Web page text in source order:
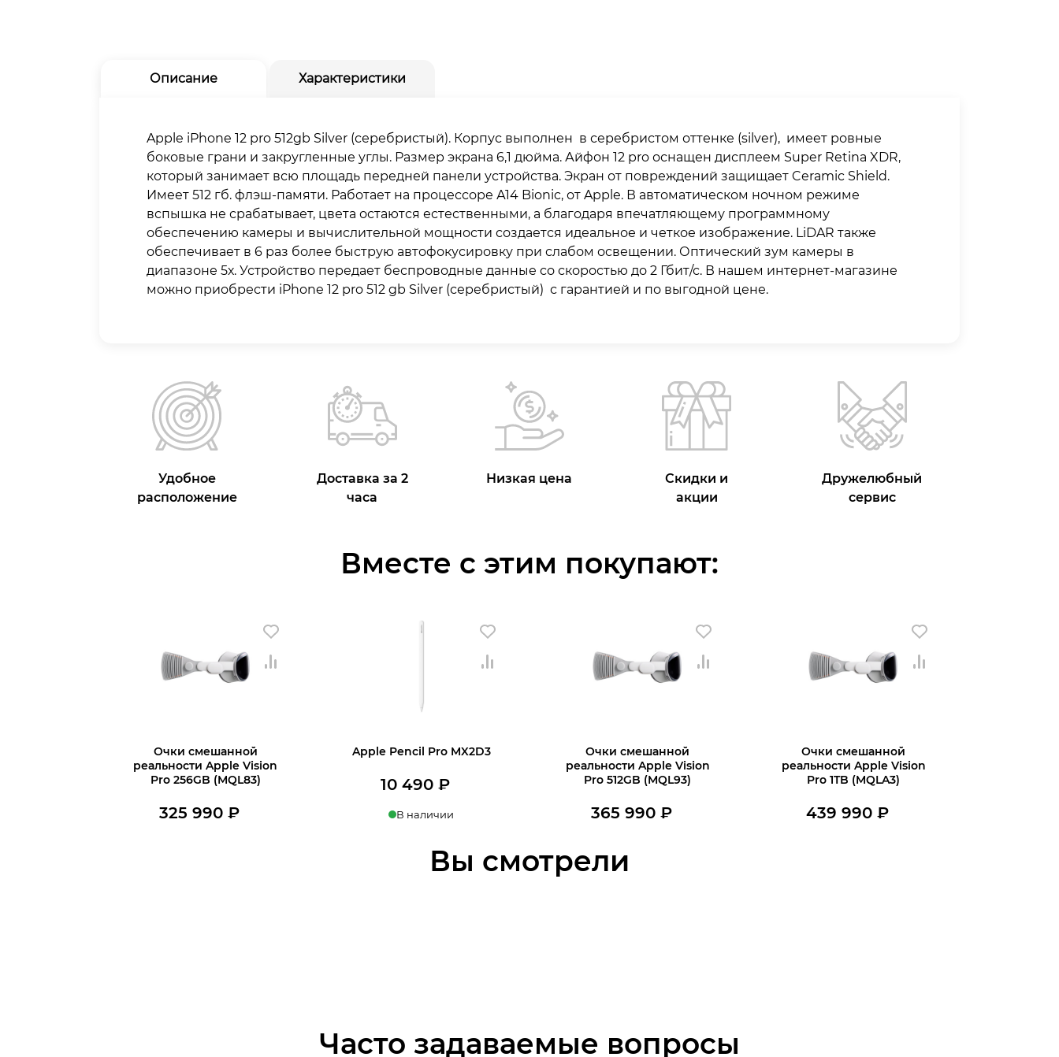
Описание Характеристики
Apple iPhone 12 pro 512gb Silver (серебристый). Корпус выполнен в серебристом оттенке (silver), имеет ровные
боковые грани и закругленные углы. Размер экрана 6,1 дюйма. Айфон 12 pro оснащен дисплеем Super Retina XDR,
который занимает всю площадь передней панели устройства. Экран от повреждений защищает Ceramic Shield.
Имеет 512 гб. флэш-памяти. Работает на процессоре А14 Bionic, от Apple. В автоматическом ночном режиме
вспышка не срабатывает, цвета остаются естественными, а благодаря впечатляющему программному
обеспечению камеры и вычислительной мощности создается идеальное и четкое изображение. LiDAR также
обеспечивает в 6 раз более быструю автофокусировку при слабом освещении. Оптический зум камеры в
диапазоне 5х. Устройство передает беспроводные данные со скоростью до 2 Гбит/с. В нашем интернет-магазине
можно приобрести iPhone 12 pro 512 gb Silver (серебристый) с гарантией и по выгодной цене.
Удобное
расположение
Доставка за 2
часа
Низкая цена
Скидки и
акции
Дружелюбный
сервис
Вместе с этим покупают:
Очки смешанной
реальности Apple Vision
Pro 256GB (MQL83)
325 990₽
Apple Pencil Pro MX2D3
10 490₽
В наличии
Очки смешанной
реальности Apple Vision
Pro 512GB (MQL93)
365 990₽
Очки смешанной
реальности Apple Vision
Pro 1TB (MQLA3)
439 990₽
Вы смотрели
Часто задаваемые вопросы